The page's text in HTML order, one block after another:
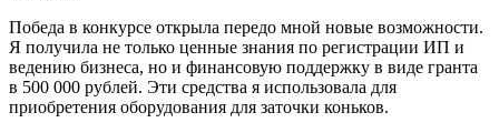
Победа в конкурсе открыла передо мной новые возможности.
Я получила не только ценные знания по регистрации ИП и
ведению бизнеса, но и финансовую поддержку в виде гранта
в 500 000 рублей. Эти средства я использовала для
приобретения оборудования для заточки коньков.